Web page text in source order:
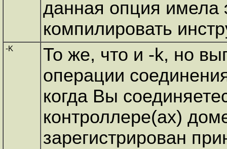
данная опция
компилировать
-K
То же, что и -k, но
операции
когда Вы
контроллере(ах)
зарегистрирован